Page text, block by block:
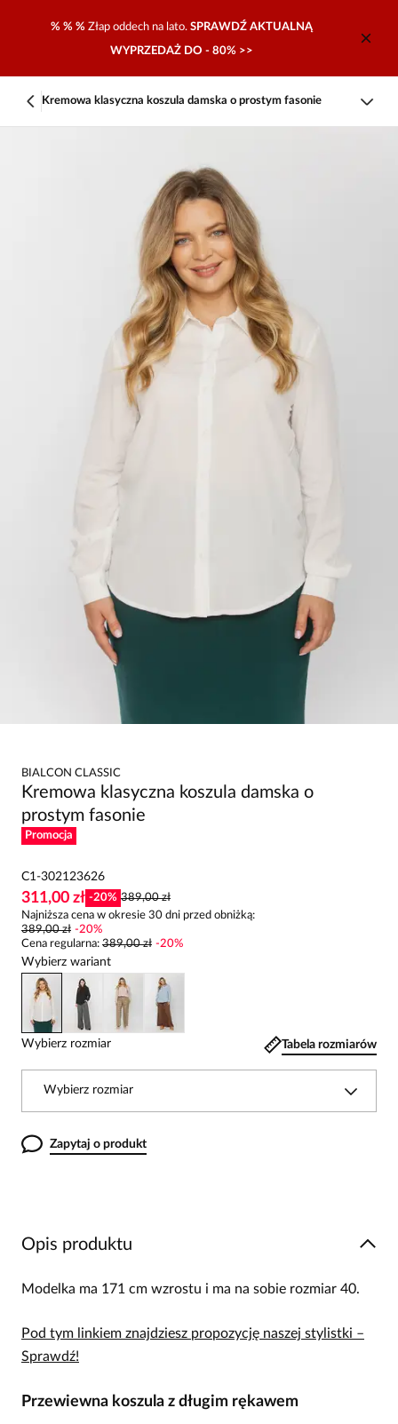
% % % Złap oddech na lato. SPRAWDŹ AKTUALNĄ
WYPRZEDAŻ DO - 80% >>
Kremowa klasyczna koszula damska o prostym fasonie
BIALCON CLASSIC
Kremowa klasyczna koszula damska o
prostym fasonie
Promocja
C1-302123626
311,00 zł -20% 389,00 zł
Najniższa cena w okresie 30 dni przed obniżką:
389,00 zł -20%
Cena regularna: 389,00 zł -20%
Wybierz wariant
Wybierz rozmiar Tabela rozmiarów
Wybierz rozmiar
Zapytaj o produkt
Opis produktu
Modelka ma 171 cm wzrostu i ma na sobie rozmiar 40.
Pod tym linkiem znajdziesz propozycję naszej stylistki –
Sprawdź!
Przewiewna koszula z długim rękawem